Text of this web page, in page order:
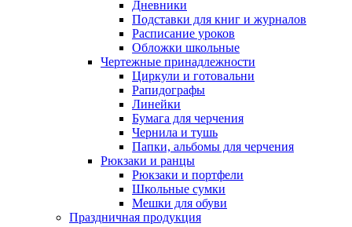
Дневники
Подставки для книг и журналов
Расписание уроков
Обложки школьные
Чертежные принадлежности
Циркули и готовальни
Рапидографы
Линейки
Бумага для черчения
Чернила и тушь
Папки, альбомы для черчения
Рюкзаки и ранцы
Рюкзаки и портфели
Школьные сумки
Мешки для обуви
Праздничная продукция